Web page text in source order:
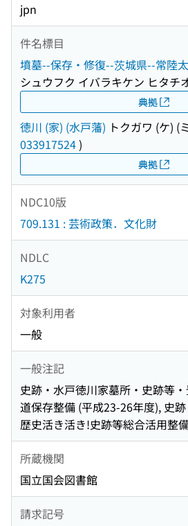
jpn
件名標目
墳墓--保存・修復--茨城県--常陸
シュウフク イバラキケン ヒタチ
典拠
徳川 (家) (水戸藩) トクガワ (ケ) (
033917524)
典拠
NDC10版
709.131 : 芸術政策．文化財
NDLC
K275
対象利用者
一般
一般注記
史跡・水戸徳川家墓所・史跡等
道保存整備 (平成23-26年度), 史
歴史活き活き!史跡等総合活用整
所蔵機関
国立国会図書館
請求記号